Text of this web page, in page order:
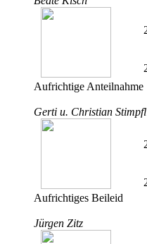
Aufrichtige Anteilnahme
Gerti u. Christian Stimpfl
Aufrichtiges Beileid
Jürgen Zitz